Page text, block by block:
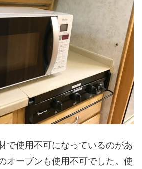
で使用不可になっているのがあ
オーブンも使用不可でした。使